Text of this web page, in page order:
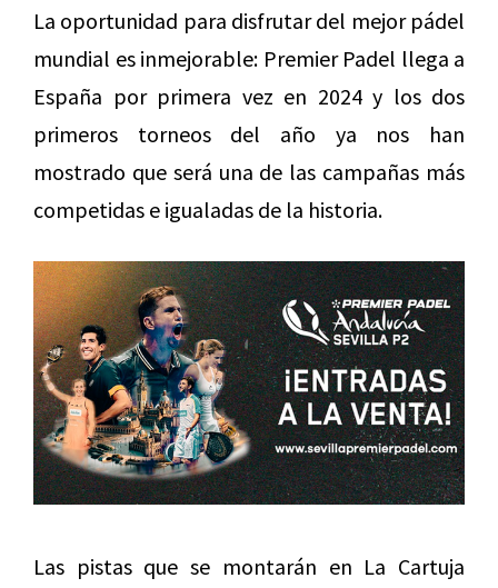
La oportunidad para disfrutar del mejor pádel
mundial es inmejorable: Premier Padel llega a
España por primera vez en 2024 y los dos
primeros torneos del año ya nos han
mostrado que será una de las campañas más
competidas e igualadas de la historia.
Las pistas que se montarán en La Cartuja